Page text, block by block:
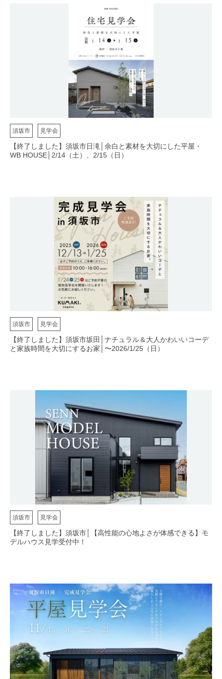
須坂市 見学会
【終了しました】須坂市日滝│余白と素材を大切にした平屋・
WB HOUSE│2/14（土）、2/15（日）
須坂市 見学会
【終了しました】須坂市坂田│ナチュラル＆大人かわいいコーデ
と家族時間を大切にするお家│〜2026/1/25（日）
須坂市 見学会
【終了しました】須坂市│【高性能の心地よさが体感できる】モ
デルハウス見学受付中！